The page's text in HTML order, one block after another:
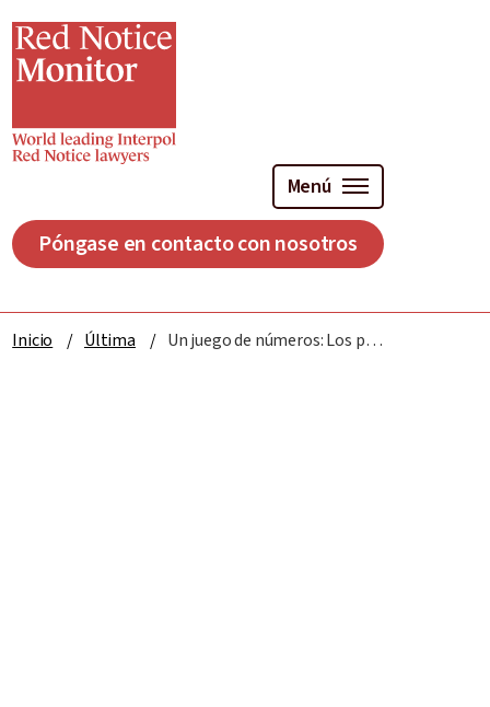
al
contenido
principal
Menú
Póngase en contacto con nosotros
Inicio Última Un juego de números: Los preocupantes datos de las notificaciones de incumplimiento registradas por Interpol